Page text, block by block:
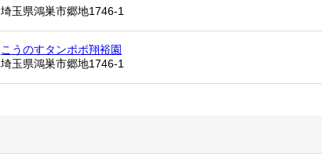
埼玉県鴻巣市郷地1746-1
こうのすタンポポ翔裕園
埼玉県鴻巣市郷地1746-1